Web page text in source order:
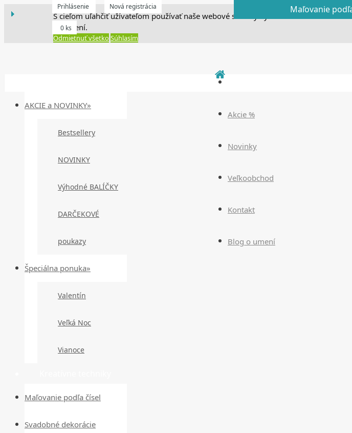
S cieľom uľahčiť užívateľom používať naše webové stránky využívame cookies.
zariadení.
Odmietnuť všetko Súhlasím
Akcie %
Novinky
Veľkoobchod
Kontakt
Blog o umení
Prihlásenie Nová registrácia
0 ks
AKCIE a NOVINKY»
Bestsellery
NOVINKY
Výhodné BALÍČKY
DARČEKOVÉ
poukazy
Špeciálna ponuka»
Valentín
Veľká Noc
Vianoce
Maľovanie podľa čísel
Svadobné dekorácie
Dnes maľovanie
Dnes veľký horúci
Maľovanie